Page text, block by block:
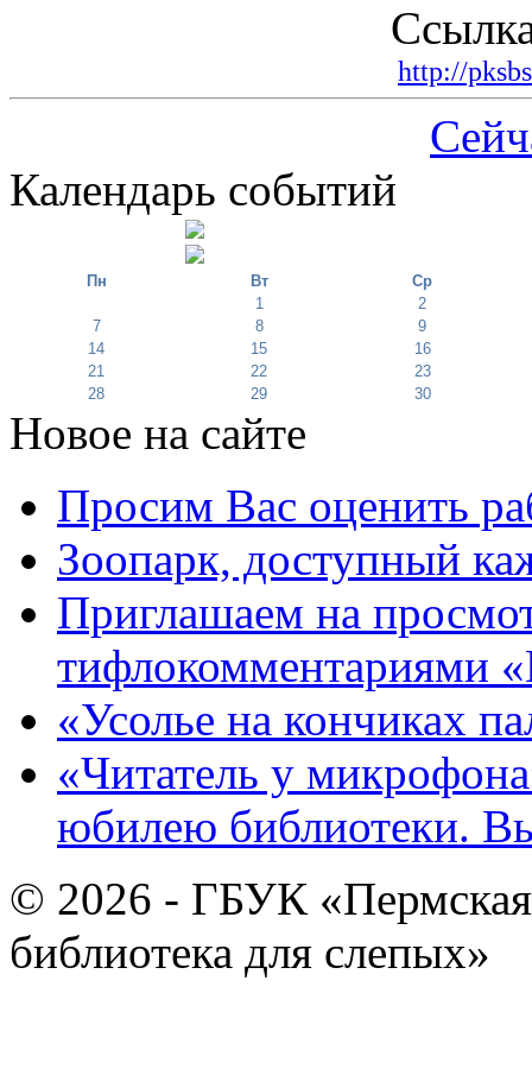
http://
Календарь событий
Пн Вт
Ср
1
2
7
8
9
14
15
16
21
22
23
28
29 30
Новое на сайте
Просим Вас оценить
Зоопарк, доступный
Приглашаем на
тифлокомментариями
«Усолье на кончиках
«Читатель у
юбилею библиотеки.
© 2026 - ГБУК «Пермская
библиотека для слепых»